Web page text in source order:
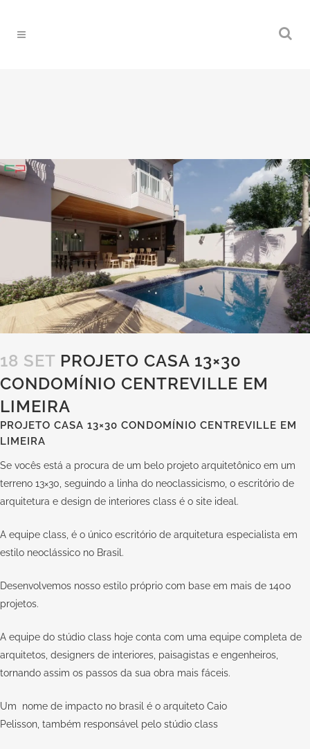
18 SET PROJETO CASA 13×30
CONDOMÍNIO CENTREVILLE EM
LIMEIRA
PROJETO CASA 13×30 CONDOMÍNIO CENTREVILLE EM
LIMEIRA
Se vocês está a procura de um belo projeto arquitetônico em um
terreno 13×30, seguindo a linha do neoclassicismo, o escritório de
arquitetura e design de interiores class é o site ideal.
A equipe class, é o único escritório de arquitetura especialista em
estilo neoclássico no Brasil.
Desenvolvemos nosso estilo próprio com base em mais de 1400
projetos.
A equipe do stúdio class hoje conta com uma equipe completa de
arquitetos, designers de interiores, paisagistas e engenheiros,
tornando assim os passos da sua obra mais fáceis.
Um nome de impacto no brasil é o arquiteto Caio
Pelisson, também responsável pelo stúdio class